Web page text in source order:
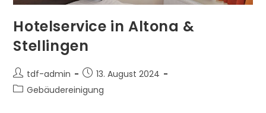
Hotelservice in Altona &
Stellingen
tdf-admin
13. August 2024
Gebäudereinigung